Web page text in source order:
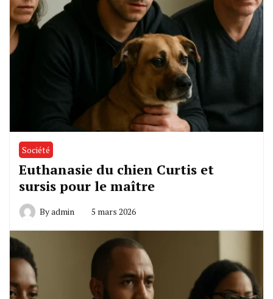
Société
Euthanasie du chien Curtis et
sursis pour le maître
Byadmin 5 mars 2026